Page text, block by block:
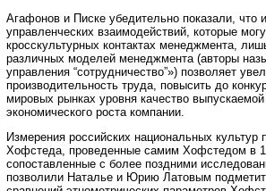
Агафонов и Писке убедительно показали, что
управленческих взаимодействий, которые
кросскультурных контактах менеджмента,
различных моделей менеджмента (авторы
управления “сотрудничество”») позволяет
производительность труда, повысить до
мировых рынках уровня качество
экономического роста компании.
Измерения российских национальных культур
Хофстеда, проведенные самим Хофстедом в
сопоставленные с более поздними
позволили Наталье и Юрию Латовым